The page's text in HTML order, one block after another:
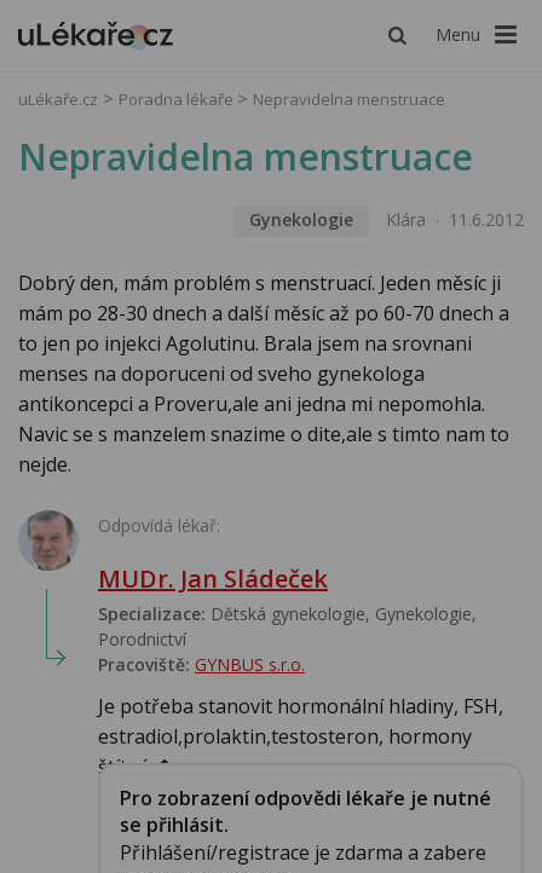
Menu
uLékaře.cz Poradna lékaře Nepravidelna menstruace
Nepravidelna menstruace
Gynekologie Klára 11.6.2012
Dobrý den, mám problém s menstruací. Jeden měsíc ji
mám po 28-30 dnech a další měsíc až po 60-70 dnech a
to jen po injekci Agolutinu. Brala jsem na srovnani
menses na doporuceni od sveho gynekologa
antikoncepci a Proveru,ale ani jedna mi nepomohla.
Navic se s manzelem snazime o dite,ale s timto nam to
nejde.
Odpovídá lékař:
MUDr. Jan Sládeček
Specializace: Dětská gynekologie, Gynekologie,
Porodnictví
Pracoviště: GYNBUS s.r.o.
Je potřeba stanovit hormonální hladiny, FSH,
estradiol,prolaktin,testosteron, hormony
štítné �...
Pro zobrazení odpovědi lékaře je nutné
se přihlásit.
Přihlášení/registrace je zdarma a zabere